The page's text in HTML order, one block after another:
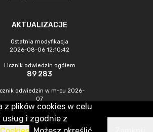
AKTUALIZACJE
Ostatnia modyfikacja
2026-08-06 12:10:42
Licznik odwiedzin ogółem
89 283
odwiedzin w m-cu 2026-
07
504
o.o.
z plików cookies w celu
i zgodnie z